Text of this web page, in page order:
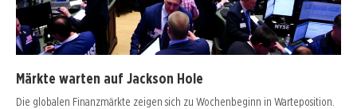
Märkte warten auf Jackson Hole
Die globalen Finanzmärkte zeigen sich zu Wochenbeginn in Warteposition.